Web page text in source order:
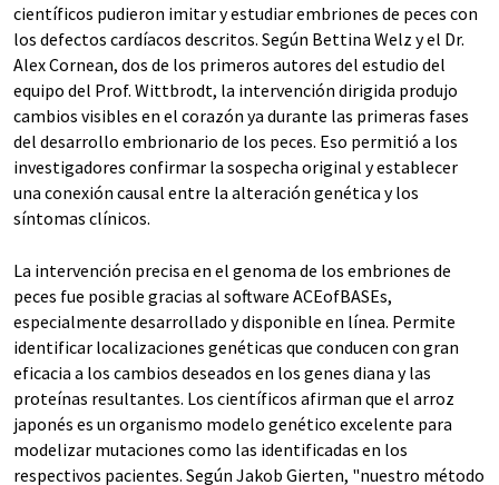
científicos pudieron imitar y estudiar embriones de peces con
los defectos cardíacos descritos. Según Bettina Welz y el Dr.
Alex Cornean, dos de los primeros autores del estudio del
equipo del Prof. Wittbrodt, la intervención dirigida produjo
cambios visibles en el corazón ya durante las primeras fases
del desarrollo embrionario de los peces. Eso permitió a los
investigadores confirmar la sospecha original y establecer
una conexión causal entre la alteración genética y los
síntomas clínicos.
La intervención precisa en el genoma de los embriones de
peces fue posible gracias al software ACEofBASEs,
especialmente desarrollado y disponible en línea. Permite
identificar localizaciones genéticas que conducen con gran
eficacia a los cambios deseados en los genes diana y las
proteínas resultantes. Los científicos afirman que el arroz
japonés es un organismo modelo genético excelente para
modelizar mutaciones como las identificadas en los
respectivos pacientes. Según Jakob Gierten, "nuestro método